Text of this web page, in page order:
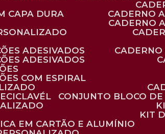
CAPA DURA
CADERNO
CADERNO
ADESIVADOS
ADESIVADOS
COM ESPIRAL
CONJUNTO BLOCO
KIT
EM CARTÃO E ALUMÍNIO